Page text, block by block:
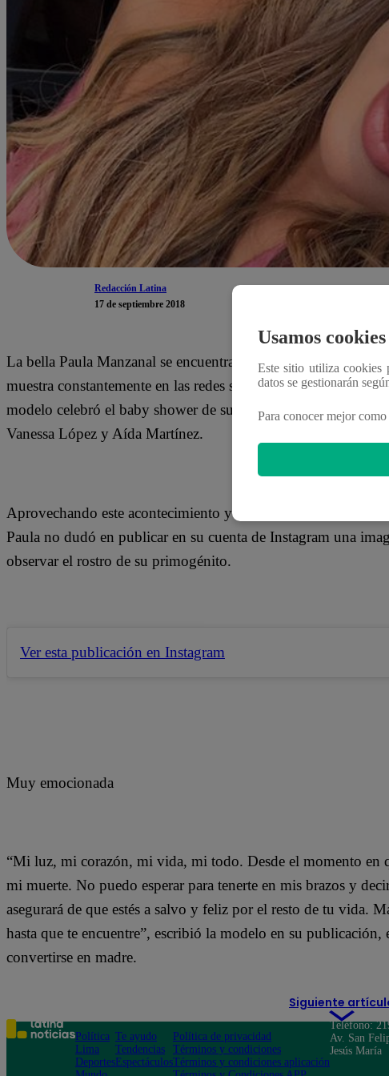
Redacción Latina
17 de septiembre 2018
La bella Paula Manzanal se encuentra más que emocionada
muestra constantemente en las redes sociales luciendo su
modelo celebró el baby shower de su pequeño bebé, junto a
Vanessa López y Aída Martínez.
Aprovechando este acontecimiento y estando ya muy cerca a
Paula no dudó en publicar en su cuenta de Instagram una
observar el rostro de su primogénito.
Ver esta publicación en Instagram
Muy emocionada
“Mi luz, mi corazón, mi vida, mi todo. Desde el momento en
mi muerte. No puedo esperar para tenerte en mis brazos y
asegurará de que estés a salvo y feliz por el resto de tu vida.
hasta que te encuentre”, escribió la modelo en su
convertirse en madre.
Siguiente
Usamos
Este sitio utiliza cookies
datos se gestionarán
Para conocer mejor
Política
Lima
Deportes
Te ayudo
Tendencias
Espectáculos
Política de privacidad
Términos y condiciones
Términos y condiciones aplicación
Teléfono:
Av. San
Jesús María